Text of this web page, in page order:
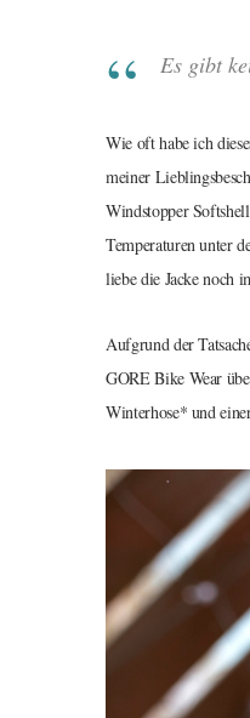
Es gibt
Wie oft habe ich
meiner
Windstopper
Temperaturen unter
liebe die Jacke noch
Aufgrund der
GORE Bike Wear
Winterhose* und